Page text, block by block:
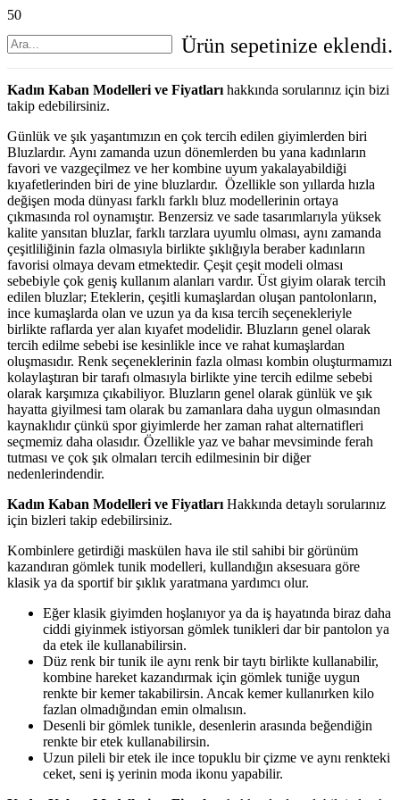
Ürün sepetinize eklendi.
Kadın Kaban Modelleri ve Fiyatları hakkında sorularınız için bizi
takip edebilirsiniz.
Günlük ve şık yaşantımızın en çok tercih edilen giyimlerden biri
Bluzlardır. Aynı zamanda uzun dönemlerden bu yana kadınların
favori ve vazgeçilmez ve her kombine uyum yakalayabildiği
kıyafetlerinden biri de yine bluzlardır. Özellikle son yıllarda hızla
değişen moda dünyası farklı farklı bluz modellerinin ortaya
çıkmasında rol oynamıştır. Benzersiz ve sade tasarımlarıyla yüksek
kalite yansıtan bluzlar, farklı tarzlara uyumlu olması, aynı zamanda
çeşitliliğinin fazla olmasıyla birlikte şıklığıyla beraber kadınların
favorisi olmaya devam etmektedir. Çeşit çeşit modeli olması
sebebiyle çok geniş kullanım alanları vardır. Üst giyim olarak tercih
edilen bluzlar; Eteklerin, çeşitli kumaşlardan oluşan pantolonların,
ince kumaşlarda olan ve uzun ya da kısa tercih seçenekleriyle
birlikte raflarda yer alan kıyafet modelidir. Bluzların genel olarak
tercih edilme sebebi ise kesinlikle ince ve rahat kumaşlardan
oluşmasıdır. Renk seçeneklerinin fazla olması kombin oluşturmamızı
kolaylaştıran bir tarafı olmasıyla birlikte yine tercih edilme sebebi
olarak karşımıza çıkabiliyor. Bluzların genel olarak günlük ve şık
hayatta giyilmesi tam olarak bu zamanlara daha uygun olmasından
kaynaklıdır çünkü spor giyimlerde her zaman rahat alternatifleri
seçmemiz daha olasıdır. Özellikle yaz ve bahar mevsiminde ferah
tutması ve çok şık olmaları tercih edilmesinin bir diğer
nedenlerindendir.
Kadın Kaban Modelleri ve Fiyatları Hakkında detaylı sorularınız
için bizleri takip edebilirsiniz.
Kombinlere getirdiği maskülen hava ile stil sahibi bir görünüm
kazandıran gömlek tunik modelleri, kullandığın aksesuara göre
klasik ya da sportif bir şıklık yaratmana yardımcı olur.
Eğer klasik giyimden hoşlanıyor ya da iş hayatında biraz daha
ciddi giyinmek istiyorsan gömlek tunikleri dar bir pantolon ya
da etek ile kullanabilirsin.
Düz renk bir tunik ile aynı renk bir taytı birlikte kullanabilir,
kombine hareket kazandırmak için gömlek tuniğe uygun
renkte bir kemer takabilirsin. Ancak kemer kullanırken kilo
fazlan olmadığından emin olmalısın.
Desenli bir gömlek tunikle, desenlerin arasında beğendiğin
renkte bir etek kullanabilirsin.
Uzun pileli bir etek ile ince topuklu bir çizme ve aynı renkteki
ceket, seni iş yerinin moda ikonu yapabilir.